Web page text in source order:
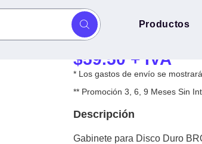
Productos
Gabinete para
190917 - Azul
$59.50 + IVA
* Los gastos de envío se
** Promoción 3, 6, 9 Meses Sin
Descripción
Gabinete para Disco Duro